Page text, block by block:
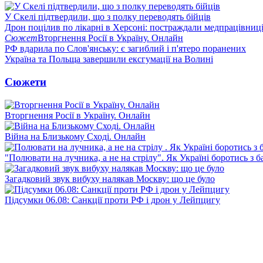
У Скелі підтвердили, що з полку переводять бійців
Дрон поцілив по лікарні в Херсоні: постраждали медпрацівниці
СюжетВторгнення Росії в Україну. Онлайн
РФ вдарила по Слов'янську: є загиблий і п'ятеро поранених
Україна та Польща завершили ексгумації на Волині
Сюжети
Вторгнення Росії в Україну. Онлайн
Війна на Близькому Сході. Онлайн
"Полювати на лучника, а не на стрілу". Як Україні боротись з
Загадковий звук вибуху налякав Москву: що це було
Підсумки 06.08: Санкції проти РФ і дрон у Лейпцигу